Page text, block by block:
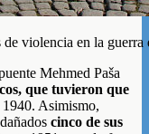
de violencia en la
Mehmed Paša
que tuvieron que
Asimismo,
cinco de sus